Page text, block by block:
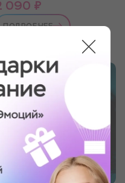
090 ₽
ПОДРОБНЕЕ